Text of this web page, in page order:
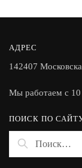
АДРЕС
142407
Мы работаем с 10
ПОИСК ПО
Найти: